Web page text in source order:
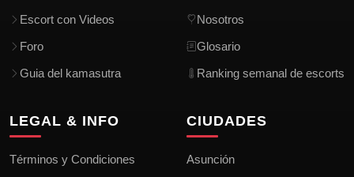
Escort con Videos
Foro
Guia del kamasutra
Nosotros
Glosario
Ranking semanal de escorts
LEGAL & INFO
Términos y Condiciones
CIUDADES
Asunción